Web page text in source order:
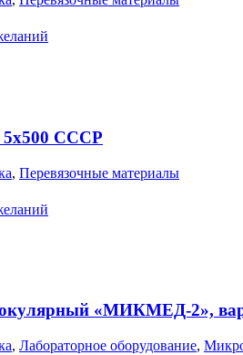
5х500 СССР
, Перевязочные материалы
«МИКМЕД-2»,
, Лабораторное оборудование,